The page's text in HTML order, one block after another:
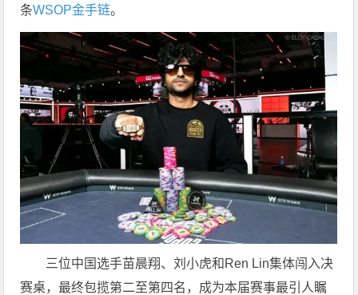
条WSOP金手链。
三位中国选手苗晨翔、刘小虎和Ren Lin集体闯入决
赛桌，最终包揽第二至第四名，成为本届赛事最引人瞩